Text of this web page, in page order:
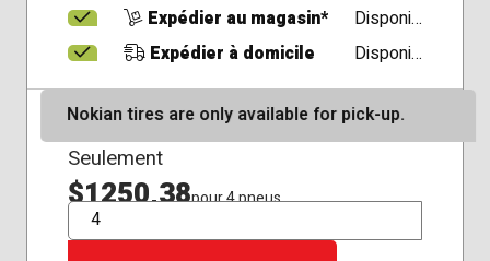
Expédier au magasin*
Disponible
Expédier à domicile
Disponible
Nokian tires are only available for pick-up.
Seulement
$1250,38pour 4 pneus
QTÉ